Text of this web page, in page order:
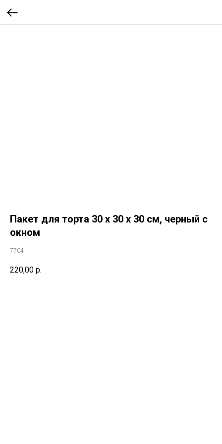
Пакет для торта 30 х 30 х 30 см, черный с
окном
7704
220,00 р.